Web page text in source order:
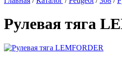
Рулевая тяга